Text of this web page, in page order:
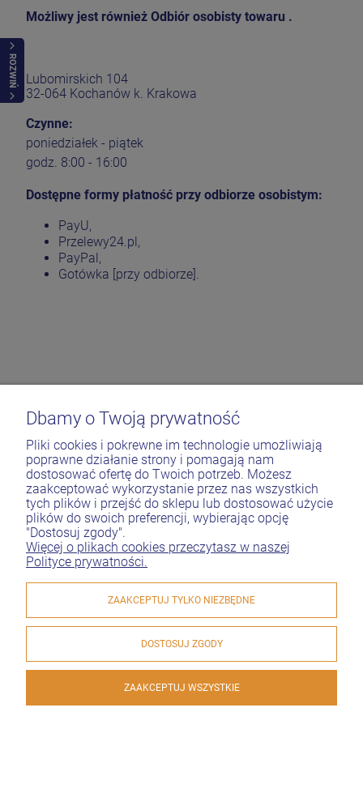
ROZWIŃ
Możliwy jest również Odbiór osobisty towaru .
Lubomirskich 104
32-064 Kochanów k. Krakowa
Czynne:
poniedziałek - piątek
godz. 8:00 - 16:00
Dostępne formy płatność przy odbiorze osobistym:
PayU,
Przelewy24.pl,
PayPal,
Gotówka [przy odbiorze].
Pomoc
Moje konto
Płatności i dostawa
O nas
Dbamy o Twoją prywatność
Pliki cookies i pokrewne im technologie umożliwiają
poprawne działanie strony i pomagają nam
dostosować ofertę do Twoich potrzeb. Możesz
zaakceptować wykorzystanie przez nas wszystkich
tych plików i przejść do sklepu lub dostosować użycie
plików do swoich preferencji, wybierając opcję
"Dostosuj zgody".
Więcej o plikach cookies przeczytasz w naszej
Polityce prywatności.
ZAAKCEPTUJ TYLKO NIEZBĘDNE
DOSTOSUJ ZGODY
ZAAKCEPTUJ WSZYSTKIE